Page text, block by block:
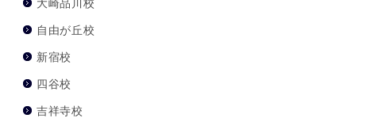
大崎品川校
自由が丘校
新宿校
四谷校
吉祥寺校